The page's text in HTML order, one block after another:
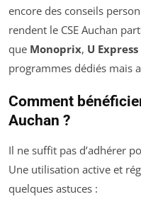
encore des conseils
rendent le CSE Auchan
que Monoprix, U Express
programmes dédiés mais
Comment
Auchan ?
Il ne suffit pas d’adhérer
Une utilisation active et
quelques astuces :